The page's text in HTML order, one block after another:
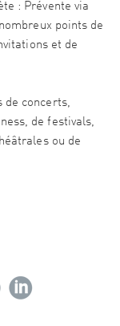
: Prévente via
points de
et de
de concerts,
de festivals,
ou de